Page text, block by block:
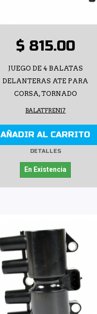
$ 815.00
JUEGO DE 4 BALATAS
DELANTERAS ATE PARA
CORSA, TORNADO
BALATFREN17
AÑADIR AL CARRITO
DETALLES
En Existencia